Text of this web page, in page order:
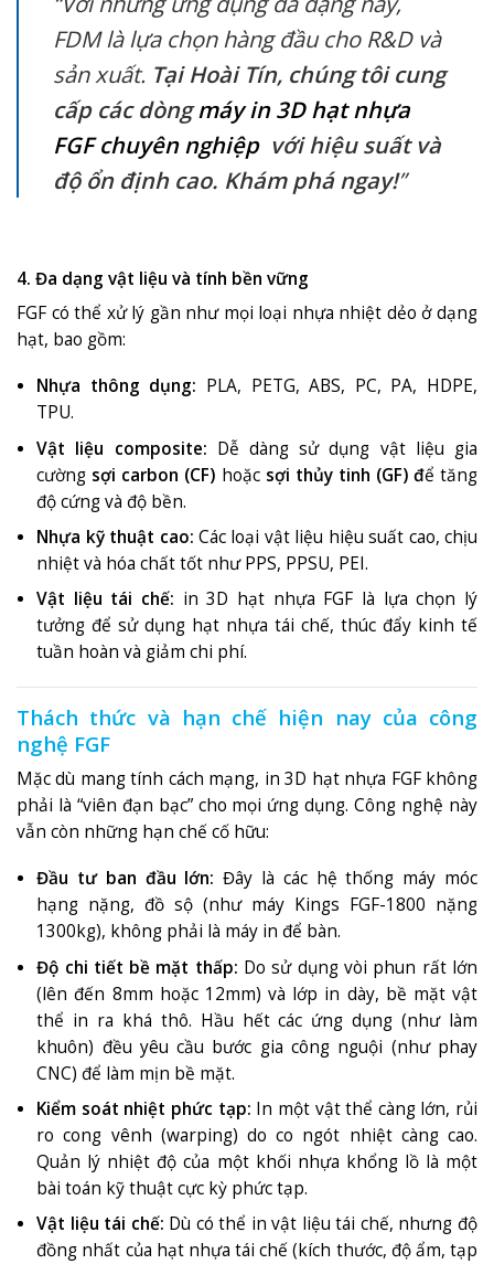
FDM là lựa chọn hàng đầu cho R&D và
sản xuất. Tại Hoài Tín, chúng tôi cung
cấp các dòngmáy in 3D hạt nhựa
FGF chuyên nghiệpvới hiệu suất và
độ ổn định cao. Khám phá ngay!”
4. Đa dạng vật liệu và tính bền vững
FGF có thể xử lý gần như mọi loại nhựa nhiệt dẻo ở dạng
hạt, bao gồm:
Nhựa thông dụng: PLA, PETG, ABS, PC, PA, HDPE,
TPU.
Vật liệu composite: Dễ dàng sử dụng vật liệu gia
cường sợi carbon (CF) hoặc sợi thủy tinh (GF) để tăng
độ cứng và độ bền.
Nhựa kỹ thuật cao: Các loại vật liệu hiệu suất cao, chịu
nhiệt và hóa chất tốt như PPS, PPSU, PEI.
Vật liệu tái chế: in 3D hạt nhựa FGF là lựa chọn lý
tưởng để sử dụng hạt nhựa tái chế, thúc đẩy kinh tế
tuần hoàn và giảm chi phí.
Thách thức và hạn chế hiện nay của công
nghệ FGF
Mặc dù mang tính cách mạng, in 3D hạt nhựa FGF không
phải là “viên đạn bạc” cho mọi ứng dụng. Công nghệ này
vẫn còn những hạn chế cố hữu:
Đầu tư ban đầu lớn: Đây là các hệ thống máy móc
hạng nặng, đồ sộ (như máy Kings FGF-1800 nặng
1300kg), không phải là máy in để bàn.
Độ chi tiết bề mặt thấp: Do sử dụng vòi phun rất lớn
(lên đến 8mm hoặc 12mm)và lớp in dày, bề mặt vật
thể in ra khá thô. Hầu hết các ứng dụng (như làm
khuôn) đều yêu cầu bước gia công nguội (như phay
CNC) để làm mịn bề mặt.
Kiểm soát nhiệt phức tạp: In một vật thể càng lớn, rủi
ro cong vênh (warping) do co ngót nhiệt càng cao.
Quản lý nhiệt độ của một khối nhựa khổng lồ là một
bài toán kỹ thuật cực kỳ phức tạp.
Vật liệu tái chế: Dù có thể in vật liệu tái chế, nhưng độ
đồng nhất của hạt nhựa tái chế (kích thước, độ ẩm, tạp